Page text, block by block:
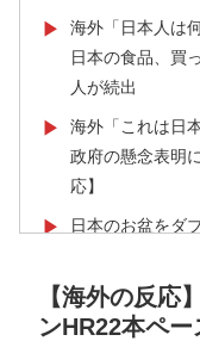
▶
海外「日本人は
日本の食品、買
人が続出
▶
海外「これは日
政府の懸念表明
応】
▶
日本のお盆をダ
▶
海外「日本なん
てしまったディ
【海外の反応
ンHR22本ペ